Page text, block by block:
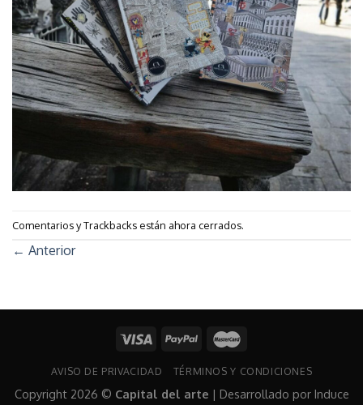
Comentarios y Trackbacks están ahora cerrados.
← Anterior
AVISO DE PRIVACIDAD TÉRMINOS Y CONDICIONES
Copyright 2026 © Capital del arte | Desarrollado por Induce